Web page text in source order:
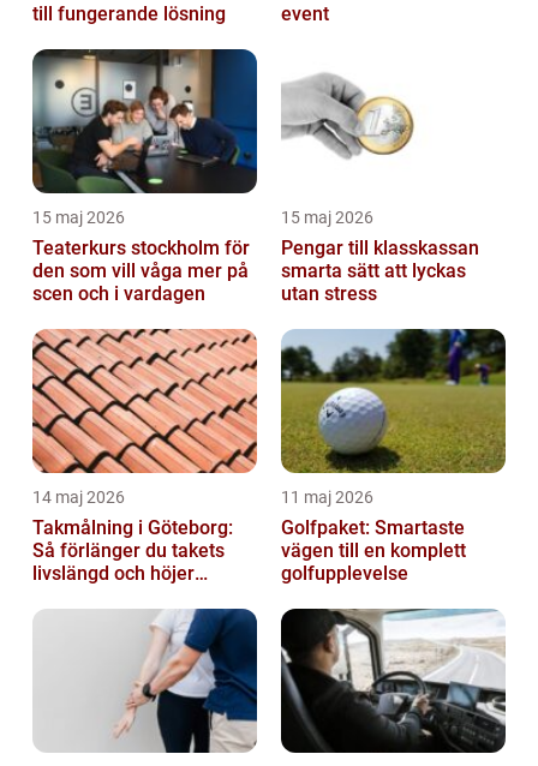
till fungerande lösning
event
15 maj 2026
Teaterkurs stockholm för
den som vill våga mer på
scen och i vardagen
15 maj 2026
Pengar till klasskassan
smarta sätt att lyckas
utan stress
14 maj 2026
Takmålning i Göteborg:
Så förlänger du takets
livslängd och höjer
11 maj 2026
Golfpaket: Smartaste
vägen till en komplett
golfupplevelse